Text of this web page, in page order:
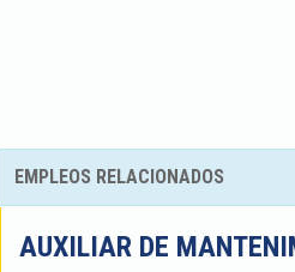
EMPLEOS RELACIONADOS
AUXILIAR DE